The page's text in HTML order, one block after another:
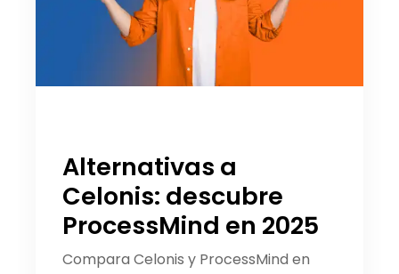
Alternativas a
Celonis: descubre
ProcessMind en 2025
Compara Celonis y ProcessMind en